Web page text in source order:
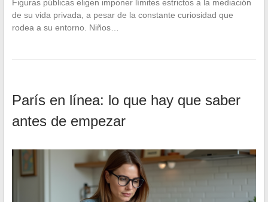
Figuras públicas eligen imponer límites estrictos a la mediación
de su vida privada, a pesar de la constante curiosidad que
rodea a su entorno. Niños…
París en línea: lo que hay que saber
antes de empezar